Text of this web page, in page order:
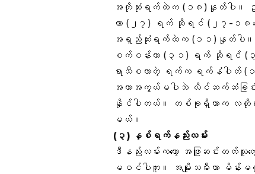
အတိုဆုံးရက်ထဲက (၁၈)နှုတ်ပါ။ ဥပမ
ဟာ (၂၇) ရက် ဆိုရင် (၂၇-၁၈
အရှည်ဆုံးရက်ထဲက (၁၁)နှုတ်ပါ။ ဥပ
စက်ဝန်းဟာ (၃၁) ရက် ဆိုရင်
ရာသီစလာတဲ့ ရက်က ရက်နံပါတ်
အကာအကွယ်မပါဘဲ လိင်ဆက်ဆံခြင်
နိုင်ပါတယ်။ တစ်ခုရှိတာက လတိုင်
မယ်။
(၃) နှစ်ရက်နည်းလမ်း
ဒီနည်းလမ်းကတော့ အဖြူဆင်းတတ်သူတွ
မဝင်ပါဘူး။ အမျိုးသမီးဟာ မိန်း